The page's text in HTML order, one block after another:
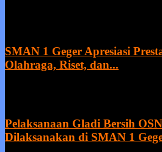
SMAN 1 Geger Apresiasi
Olahraga, Riset, dan...
Pelaksanaan Gladi Bersih
Dilaksanakan di SMAN 1